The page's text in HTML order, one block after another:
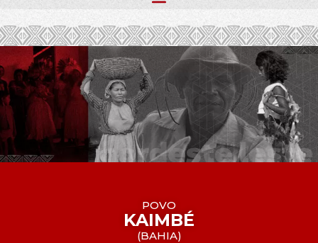
.
POVO
KAIMBÉ
(BAHIA)